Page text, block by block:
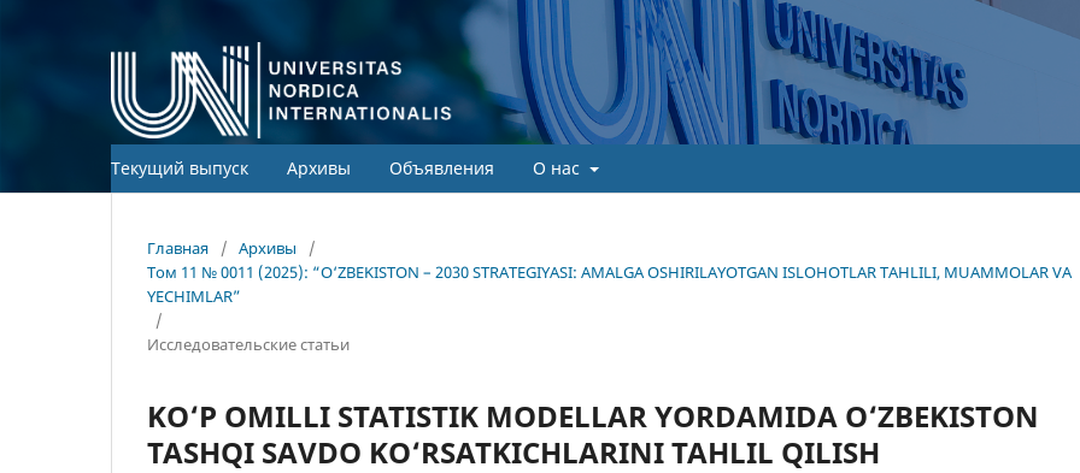
Текущий выпуск Архивы Объявления О нас
Главная / Архивы
/
Том 11 № 0011 (2025): “O‘ZBEKISTON – 2030 STRATEGIYASI: AMALGA OSHIRILAYOTGAN ISLOHOTLAR TAHLILI, MUAMMOLAR VA
YECHIMLAR”
/
Исследовательские статьи
KO‘P OMILLI STATISTIK MODELLAR YORDAMIDA O‘ZBEKISTON
TASHQI SAVDO KO‘RSATKICHLARINI TAHLIL QILISH